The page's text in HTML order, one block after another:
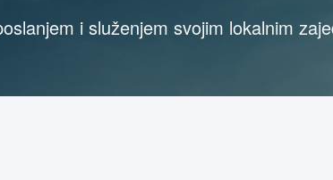
i služenjem svojim lokalnim